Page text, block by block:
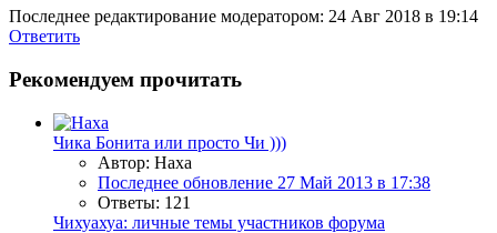
Последнее редактирование модератором: 24 Авг 2018 в 19:14
Ответить
Рекомендуем прочитать
Чика Бонита или просто Чи )))
Автор: Наха
Последнее обновление 27 Май 2013 в 17:38
Ответы: 121
Чихуахуа: личные темы участников форума